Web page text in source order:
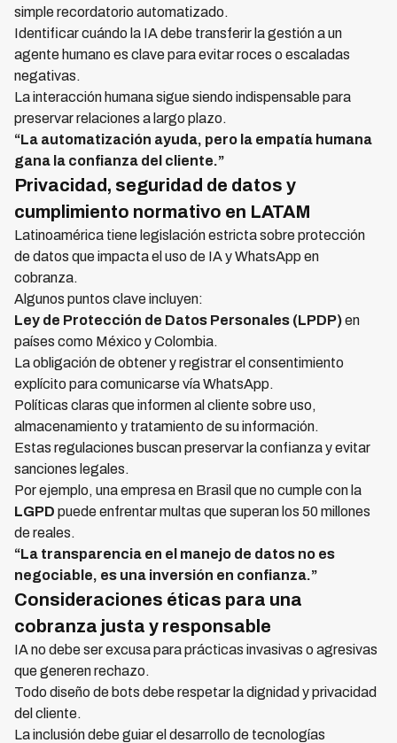
simple recordatorio automatizado.
Identificar cuándo la IA debe transferir la gestión a un
agente humano es clave para evitar roces o escaladas
negativas.
La interacción humana sigue siendo indispensable para
preservar relaciones a largo plazo.
“La automatización ayuda, pero la empatía humana
gana la confianza del cliente.”
Privacidad, seguridad de datos y
cumplimiento normativo en LATAM
Latinoamérica tiene legislación estricta sobre protección
de datos que impacta el uso de IA y WhatsApp en
cobranza.
Algunos puntos clave incluyen:
Ley de Protección de Datos Personales (LPDP)en
países como México y Colombia.
La obligación de obtener y registrar el consentimiento
explícito para comunicarse vía WhatsApp.
Políticas claras que informen al cliente sobre uso,
almacenamiento y tratamiento de su información.
Estas regulaciones buscan preservar la confianza y evitar
sanciones legales.
Por ejemplo, una empresa en Brasil que no cumple con la
LGPD puede enfrentar multas que superan los 50 millones
de reales.
“La transparencia en el manejo de datos no es
negociable, es una inversión en confianza.”
Consideraciones éticas para una
cobranza justa y responsable
IA no debe ser excusa para prácticas invasivas o agresivas
que generen rechazo.
Todo diseño de bots debe respetar la dignidad y privacidad
del cliente.
La inclusión debe guiar el desarrollo de tecnologías